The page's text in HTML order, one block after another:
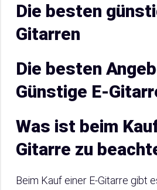
Die besten
Gitarren
Die besten
Günstige E-
Was ist beim
Gitarre zu
Beim Kauf einer E-Gitarre gibt